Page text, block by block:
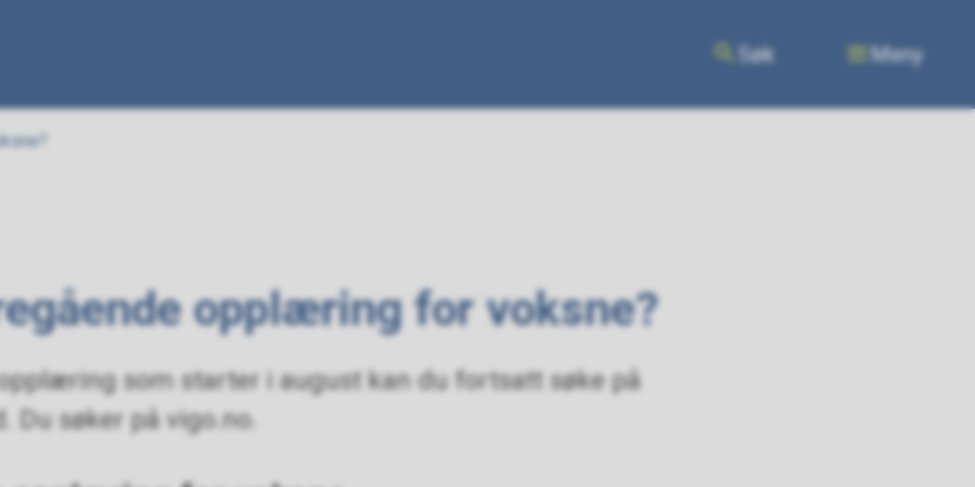
Søk Meny
opplæring for voksne?
som starter i august kan du fortsatt søke på
Du søker på vigo.no.